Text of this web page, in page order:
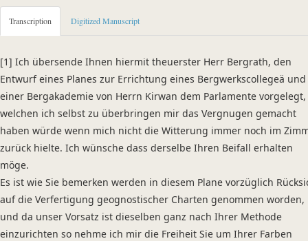
Metadata Concerning Header
Sender: Mitchell, George
Recipient: Werner, Abraham Gottlob
Place of Dispatch: Freiberg
Date: 06.03.1802
Manuscript
Provider: Universitätsbibliothek "Georg Agricola" der Technischen
Classification Number: Nachlass Abraham Gottlob Werner, Band III
Incipit: „[1] Ich übersende Ihnen hiermit theuerster Herr Bergrath,
[...]“
Language
German
Transcription Digitized Manuscript
[1] Ich übersende Ihnen hiermit theuerster Herr Bergrath, den
Entwurf eines Planes zur Errichtung eines Bergwerkscollegeä und
einer Bergakademie von Herrn Kirwan dem Parlamente vorgelegt,
welchen ich selbst zu überbringen mir das Vergnugen gemacht
haben würde wenn mich nicht die Witterung immer noch im
zurück hielte. Ich wünsche dass derselbe Ihren Beifall erhalten
möge.
Es ist wie Sie bemerken werden in diesem Plane vorzüglich
auf die Verfertigung geognostischer Charten genommen worden,
und da unser Vorsatz ist dieselben ganz nach Ihrer Methode
einzurichten so nehme ich mir die Freiheit Sie um Ihrer Farben